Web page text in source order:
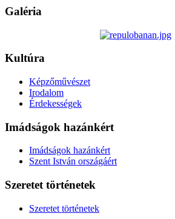
Galéria
Kultúra
Képzőművészet
Irodalom
Érdekességek
Imádságok hazánkért
Imádságok hazánkért
Szent István országáért
Szeretet történetek
Szeretet történetek